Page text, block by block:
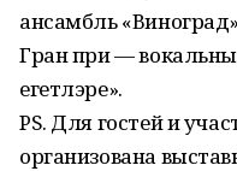
ансамбль
Гран при —
егетлэре».
PS. Для гостей и
организована